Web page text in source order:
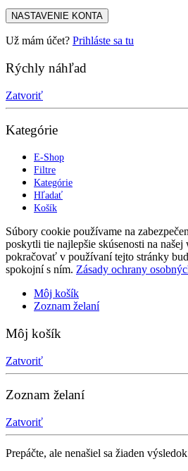
NASTAVENIE KONTA
Už mám účet? Prihláste sa tu
Rýchly náhľad
Zatvoriť
Kategórie
E-Shop
Filtre
Kategórie
Hľadať
Košík
Súbory cookie používame na
poskytli tie najlepšie skúsenosti na
pokračovať v používaní tejto stránky
spokojní s ním. Zásady ochrany
Môj košík
Zoznam želaní
Môj košík
Zatvoriť
Zoznam želaní
Zatvoriť
Prepáčte, ale nenašiel sa žiaden